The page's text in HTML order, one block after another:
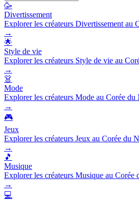
🥳
Divertissement
Explorer les créateurs Divertissement au
→
🌟
Style de vie
Explorer les créateurs Style de vie au
→
👗
Mode
Explorer les créateurs Mode au Corée du
→
🎮
Jeux
Explorer les créateurs Jeux au Corée du
→
🎵
Musique
Explorer les créateurs Musique au Corée
→
💻